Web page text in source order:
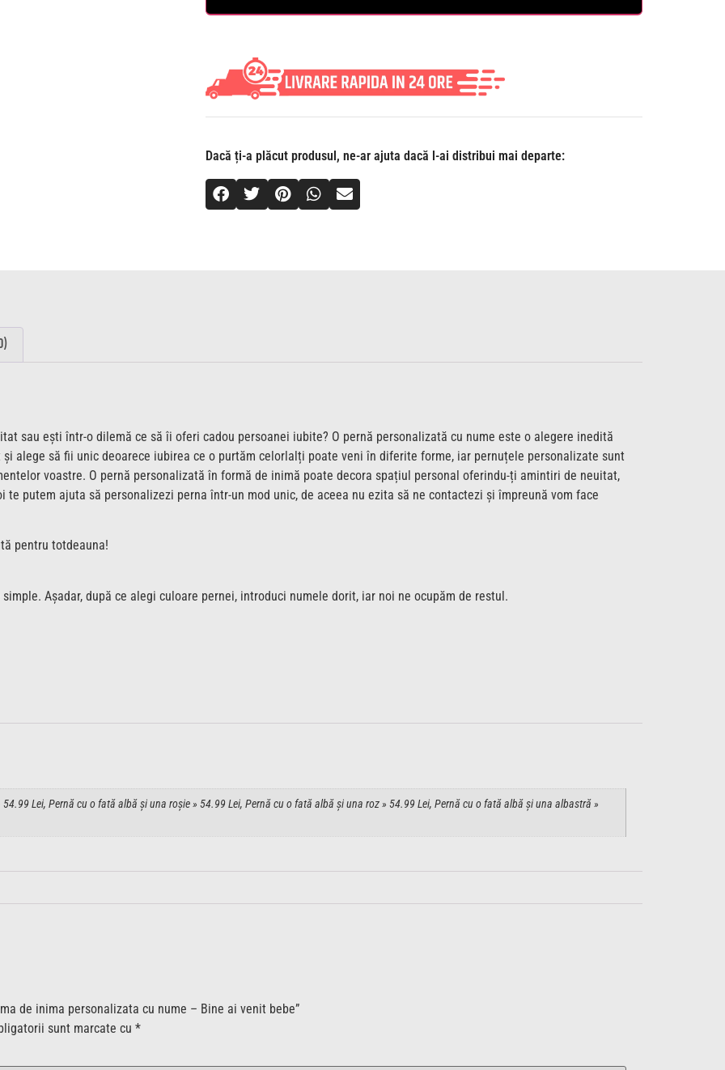
Dacă ți-a plăcut produsul, ne-ar ajuta dacă l-ai distribui mai departe:
sau ești într-o dilemă ce să îi oferi cadou persoanei iubite? O pernă personalizată cu nume este o alegere inedită
alege să fii unic deoarece iubirea ce o purtăm celorlalți poate veni în diferite forme, iar pernuțele personalizate sunt
voastre. O pernă personalizată în formă de inimă poate decora spațiul personal oferindu-ți amintiri de neuitat,
putem ajuta să personalizezi perna într-un mod unic, de aceea nu ezita să ne contactezi și împreună vom face
pentru totdeauna!
Așadar, după ce alegi culoare pernei, introduci numele dorit, iar noi ne ocupăm de restul.
Lei, Pernă cu o fată albă și una roșie » 54.99 Lei, Pernă cu o fată albă și una roz » 54.99 Lei, Pernă cu o fată albă și una albastră »
de inima personalizata cu nume – Bine ai venit bebe”
sunt marcate cu *